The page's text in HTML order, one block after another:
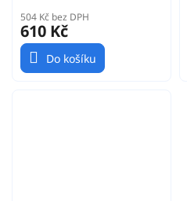
504 Kč bez DPH
610 Kč
Do košíku